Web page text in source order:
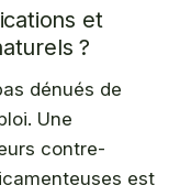
et
?
dénués de
Une
contre-
est